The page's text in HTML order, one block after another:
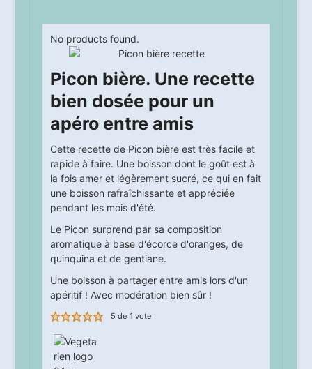
No products found.
Picon bière. Une recette
bien dosée pour un
apéro entre amis
Cette recette de Picon bière est très facile et
rapide à faire. Une boisson dont le goût est à
la fois amer et légèrement sucré, ce qui en fait
une boisson rafraîchissante et appréciée
pendant les mois d'été.
Le Picon surprend par sa composition
aromatique à base d'écorce d'oranges, de
quinquina et de gentiane.
Une boisson à partager entre amis lors d'un
apéritif ! Avec modération bien sûr !
5 de 1 vote